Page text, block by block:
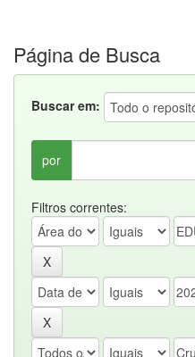
Página de Busca
Buscar em:
por
Filtros correntes: